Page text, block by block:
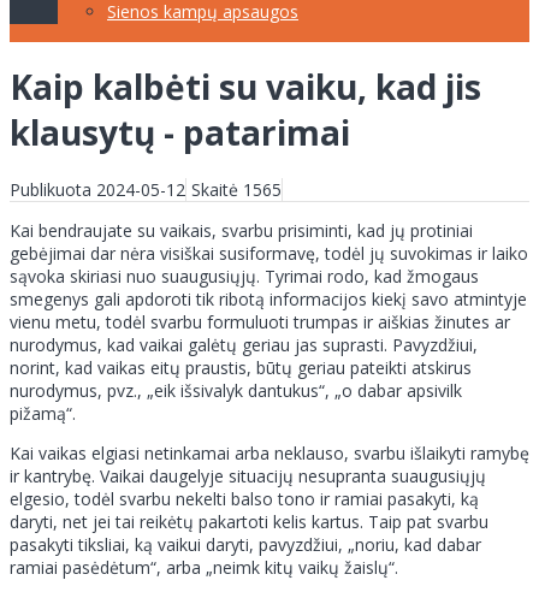
Sienos kampų apsaugos
Kaip kalbėti su vaiku, kad jis
klausytų - patarimai
Publikuota 2024-05-12 Skaitė 1565
Kai bendraujate su vaikais, svarbu prisiminti, kad jų protiniai
gebėjimai dar nėra visiškai susiformavę, todėl jų suvokimas ir laiko
sąvoka skiriasi nuo suaugusiųjų. Tyrimai rodo, kad žmogaus
smegenys gali apdoroti tik ribotą informacijos kiekį savo atmintyje
vienu metu, todėl svarbu formuluoti trumpas ir aiškias žinutes ar
nurodymus, kad vaikai galėtų geriau jas suprasti. Pavyzdžiui,
norint, kad vaikas eitų praustis, būtų geriau pateikti atskirus
nurodymus, pvz., „eik išsivalyk dantukus“, „o dabar apsivilk
pižamą“.
Kai vaikas elgiasi netinkamai arba neklauso, svarbu išlaikyti ramybę
ir kantrybę. Vaikai daugelyje situacijų nesupranta suaugusiųjų
elgesio, todėl svarbu nekelti balso tono ir ramiai pasakyti, ką
daryti, net jei tai reikėtų pakartoti kelis kartus. Taip pat svarbu
pasakyti tiksliai, ką vaikui daryti, pavyzdžiui, „noriu, kad dabar
ramiai pasėdėtum“, arba „neimk kitų vaikų žaislų“.